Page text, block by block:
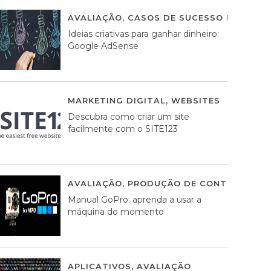
AVALIAÇÃO, CASOS DE SUCESSO DE
Ideias criativas para ganhar dinheiro:
Google AdSense
MARKETING DIGITAL, WEBSITES
Descubra como criar um site
facilmente com o SITE123
AVALIAÇÃO, PRODUÇÃO DE CONTEÚDOS
Manual GoPro: aprenda a usar a
máquina do momento
APLICATIVOS, AVALIAÇÃO